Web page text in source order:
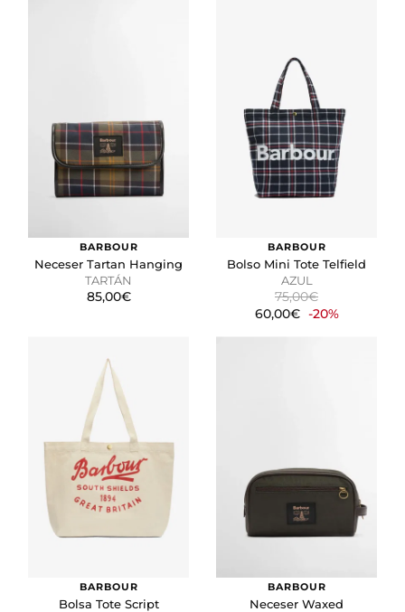
BARBOUR
Neceser Tartan Hanging
TARTÁN
85,00€
BARBOUR
Bolso Mini Tote Telfield
AZUL
75,00€
60,00€ -20%
BARBOUR
Bolsa Tote Script
BARBOUR
Neceser Waxed